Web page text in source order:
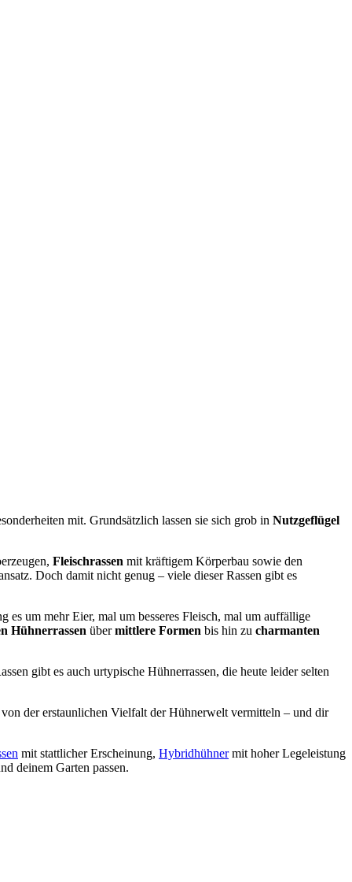
mit. Grundsätzlich lassen sie sich grob in Nutzgeflügel
Fleischrassen mit kräftigem Körperbau sowie den
Doch damit nicht genug – viele dieser Rassen gibt es
um mehr Eier, mal um besseres Fleisch, mal um auffällige
Hühnerrassen übermittlere Formen bis hin zu charmanten
gibt es auch urtypische Hühnerrassen, die heute leider selten
der erstaunlichen Vielfalt der Hühnerwelt vermitteln – und dir
mit stattlicher Erscheinung, Hybridhühnermit hoher Legeleistung
deinem Garten passen.